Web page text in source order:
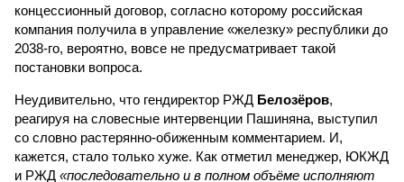
концессионный договор, согласно которому российская
компания получила в управление «железку» республики до
2038-го, вероятно, вовсе не предусматривает такой
постановки вопроса.
Неудивительно, что гендиректор РЖД Белозёров,
реагируя на словесные интервенции Пашиняна, выступил
со словно растерянно-обиженным комментарием. И,
кажется, стало только хуже. Как отметил менеджер, ЮКЖД
и РЖД «последовательно и в полном объёме исполняют